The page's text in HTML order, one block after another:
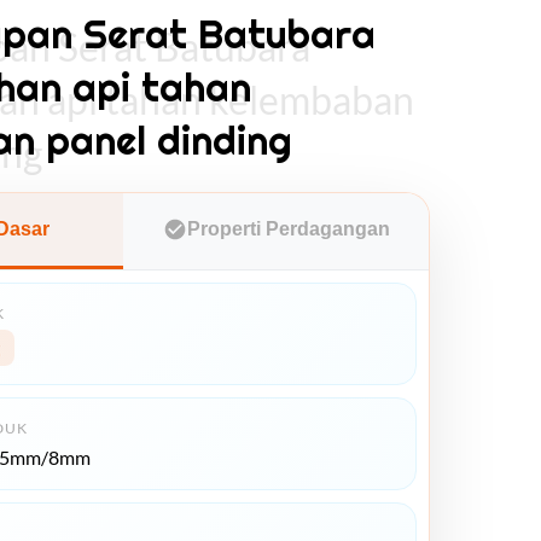
Serat Batubara
api tahan
panel dinding
Serat Batubara
api tahan kelembaban
Properti Perdagangan
8mm